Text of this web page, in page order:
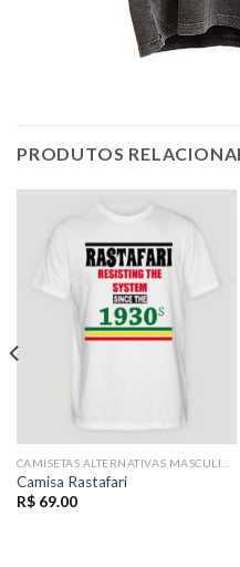
PRODUTOS
Camisa Rastafari
R$69.00